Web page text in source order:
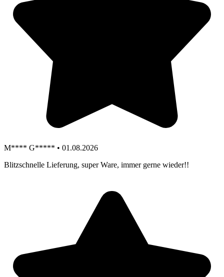
M**** G***** • 01.08.2026
Blitzschnelle Lieferung, super Ware, immer gerne wieder!!